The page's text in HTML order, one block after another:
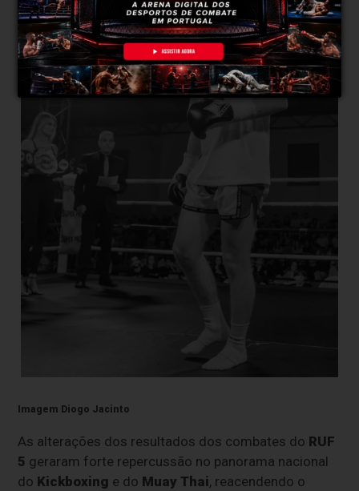
Imagem Diogo Jacinto
As alterações dos resultados dos combates do RUF
5 geraram forte repercussão no panorama nacional
do Kickboxing e do Muay Thai, reacendendo o